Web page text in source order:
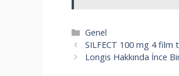
Kategoriler
Genel
SILFECT 100 mg 4 film
Longis Hakkında İnce